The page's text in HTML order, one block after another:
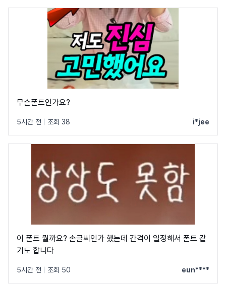
무슨폰트인가요?
5시간 전 조회 38 i*jee
이 폰트 뭘까요? 손글씨인가 했는데 간격이 일정해서 폰트 같
기도 합니다
5시간 전 조회 50 eun****